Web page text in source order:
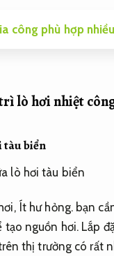
công phù hợp
lò hơi nhiệt
tàu biển
Ít hư hỏng.bạn
tạo nguồn hơi. Lắp
thị trường có rất